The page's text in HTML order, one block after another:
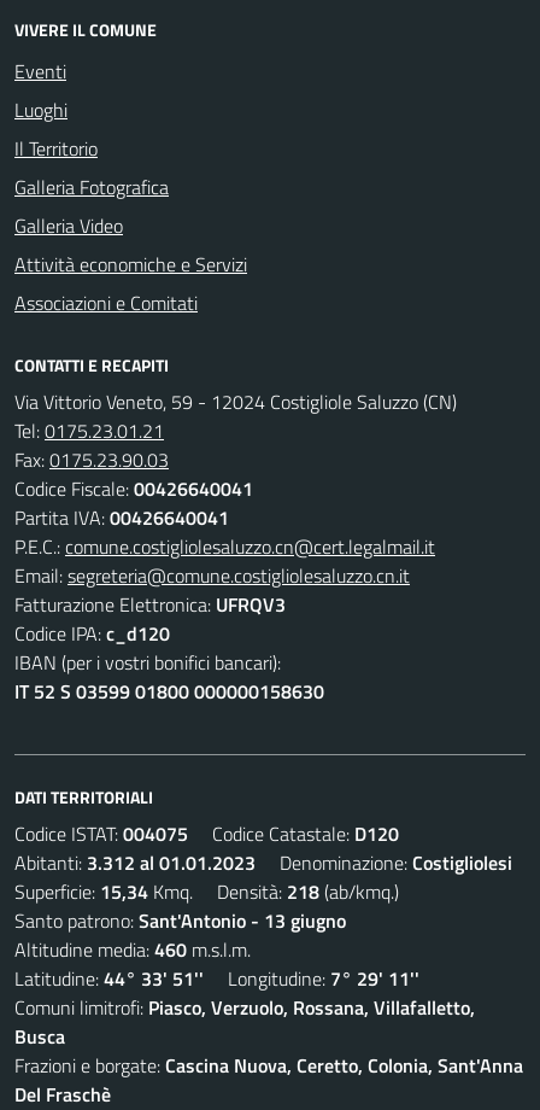
VIVERE IL COMUNE
Eventi
Luoghi
Il Territorio
Galleria Fotografica
Galleria Video
Attività economiche e Servizi
Associazioni e Comitati
CONTATTI E RECAPITI
Via Vittorio Veneto, 59 - 12024 Costigliole Saluzzo (CN)
Tel:0175.23.01.21
Fax:0175.23.90.03
Codice Fiscale:00426640041
Partita IVA:00426640041
P.E.C.:comune.costigliolesaluzzo.cn@cert.legalmail.it
Email:segreteria@comune.costigliolesaluzzo.cn.it
Fatturazione Elettronica: UFRQV3
Codice IPA:c_d120
IBAN (per i vostri bonifici bancari):
IT 52 S 03599 01800 000000158630
DATI TERRITORIALI
Codice ISTAT:004075 Codice Catastale: D120
Abitanti: 3.312 al 01.01.2023 Denominazione:Costigliolesi
Superficie: 15,34 Kmq. Densità: 218(ab/kmq.)
Santo patrono:Sant'Antonio - 13 giugno
Altitudine media:460 m.s.l.m.
Latitudine:44° 33' 51'' Longitudine: 7° 29' 11''
Comuni limitrofi: Piasco, Verzuolo, Rossana, Villafalletto,
Busca
Frazioni e borgate:Cascina Nuova, Ceretto, Colonia, Sant'Anna
Del Fraschè